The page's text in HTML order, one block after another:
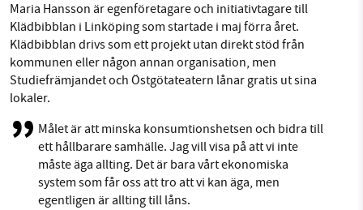
Maria Hansson är egenföretagare och initiativtagare till
Klädbibblan i Linköping som startade i maj förra året.
Klädbibblan drivs som ett projekt utan direkt stöd från
kommunen eller någon annan organisation, men
Studiefrämjandet och Östgötateatern lånar gratis ut sina
lokaler.
Målet är att minska konsumtionshetsen och bidra till
ett hållbarare samhälle. Jag vill visa på att vi inte
måste äga allting. Det är bara vårt ekonomiska
system som får oss att tro att vi kan äga, men
egentligen är allting till låns.
Läs vad vi vill göra